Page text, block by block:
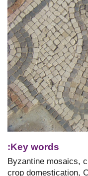
Key words:
Byzantine mosaics,
crop domestication,